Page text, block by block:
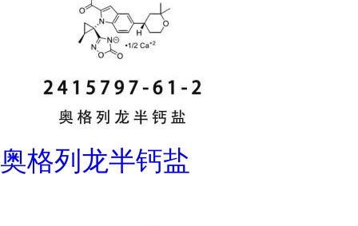
奥格列龙半钙盐